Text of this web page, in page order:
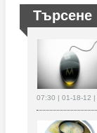
Търсене
07:30 | 01-18-12 |